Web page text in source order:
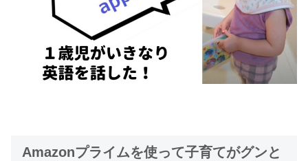
Amazonプライムを使って子育てがグンと